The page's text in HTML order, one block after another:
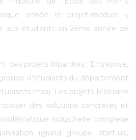
année le projet-module «
aux étudiants en 2ème année de
des projets tripartites : Entreprise,
d’étudiants du département
max). Les projets Mélusine
des solutions concrètes et
industrielle complexe
(grand groupe, start-up,